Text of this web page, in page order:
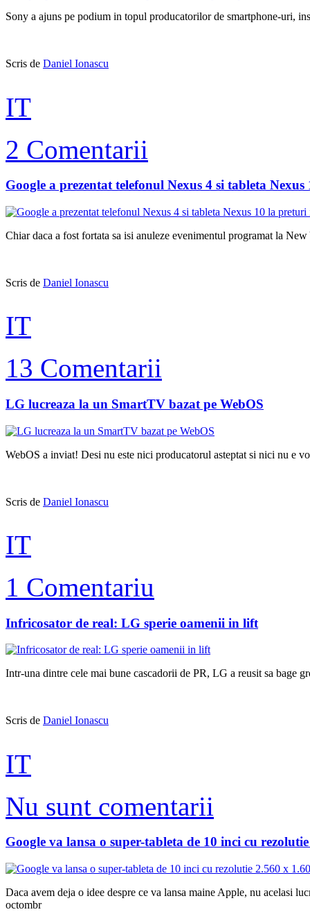
Sony a ajuns pe podium in topul producatorilor de smartphone-uri,
Scris de Daniel Ionascu
IT
2 Comentarii
Google a prezentat telefonul Nexus 4 si tableta
Chiar daca a fost fortata sa isi anuleze evenimentul programat la
Scris de Daniel Ionascu
IT
13 Comentarii
LG lucreaza la un SmartTV bazat pe WebOS
WebOS a inviat! Desi nu este nici producatorul asteptat si nici nu e
Scris de Daniel Ionascu
IT
1 Comentariu
Infricosator de real: LG sperie oamenii in lift
Intr-una dintre cele mai bune cascadorii de PR, LG a reusit sa bage
Scris de Daniel Ionascu
IT
Nu sunt comentarii
Google va lansa o super-tableta de 10 inci cu
Daca avem deja o idee despre ce va lansa maine Apple, nu acelasi
octombr